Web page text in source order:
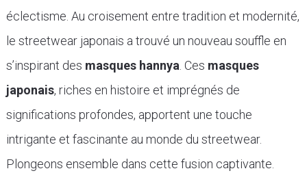
éclectisme. Au croisement entre tradition et modernité,
le streetwear japonais a trouvé un nouveau souffle en
s’inspirant des masques hannya . Ces masques
japonais, riches en histoire et imprégnés de
significations profondes, apportent une touche
intrigante et fascinante au monde du streetwear.
Plongeons ensemble dans cette fusion captivante.